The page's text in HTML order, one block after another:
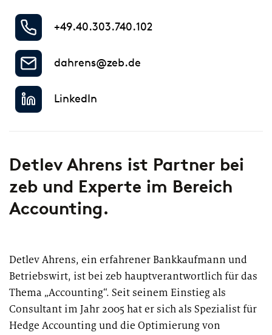
+49.40.303.740.102
dahrens@zeb.de
LinkedIn
Detlev Ahrens ist Partner bei
zeb und Experte im Bereich
Accounting.
Detlev Ahrens, ein erfahrener Bankkaufmann und
Betriebswirt, ist bei zeb hauptverantwortlich für das
Thema „Accounting“. Seit seinem Einstieg als
Consultant im Jahr 2005 hat er sich als Spezialist für
Hedge Accounting und die Optimierung von